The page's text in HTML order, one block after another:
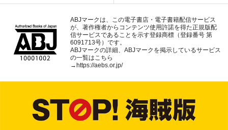
ABJマークは、この電子書店・電子書籍配信サービス
が、著作権者からコンテンツ使用許諾を得た正規版配
信サービスであることを示す登録商標（登録番号 第
6091713号）です。
ABJマークの詳細、ABJマークを掲示しているサービス
の一覧はこちら
→https://aebs.or.jp/